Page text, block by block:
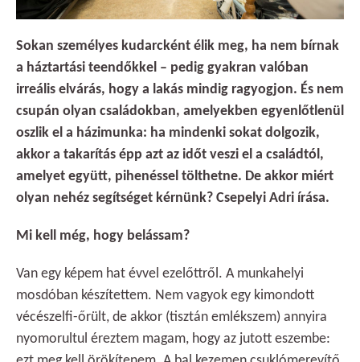
Sokan személyes kudarcként élik meg, ha nem bírnak
a háztartási teendőkkel – pedig gyakran valóban
irreális elvárás, hogy a lakás mindig ragyogjon. És nem
csupán olyan családokban, amelyekben egyenlőtlenül
oszlik el a házimunka: ha mindenki sokat dolgozik,
akkor a takarítás épp azt az időt veszi el a családtól,
amelyet együtt, pihenéssel tölthetne. De akkor miért
olyan nehéz segítséget kérnünk? Csepelyi Adri írása.
Mi kell még, hogy belássam?
Van egy képem hat évvel ezelőttről. A munkahelyi
mosdóban készítettem. Nem vagyok egy kimondott
vécészelfi-őrült, de akkor (tisztán emlékszem) annyira
nyomorultul éreztem magam, hogy az jutott eszembe: